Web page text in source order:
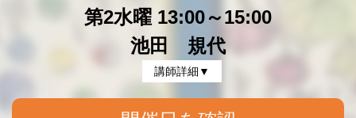
第2水曜 13:00～15:00
池田 規代
講師詳細▼